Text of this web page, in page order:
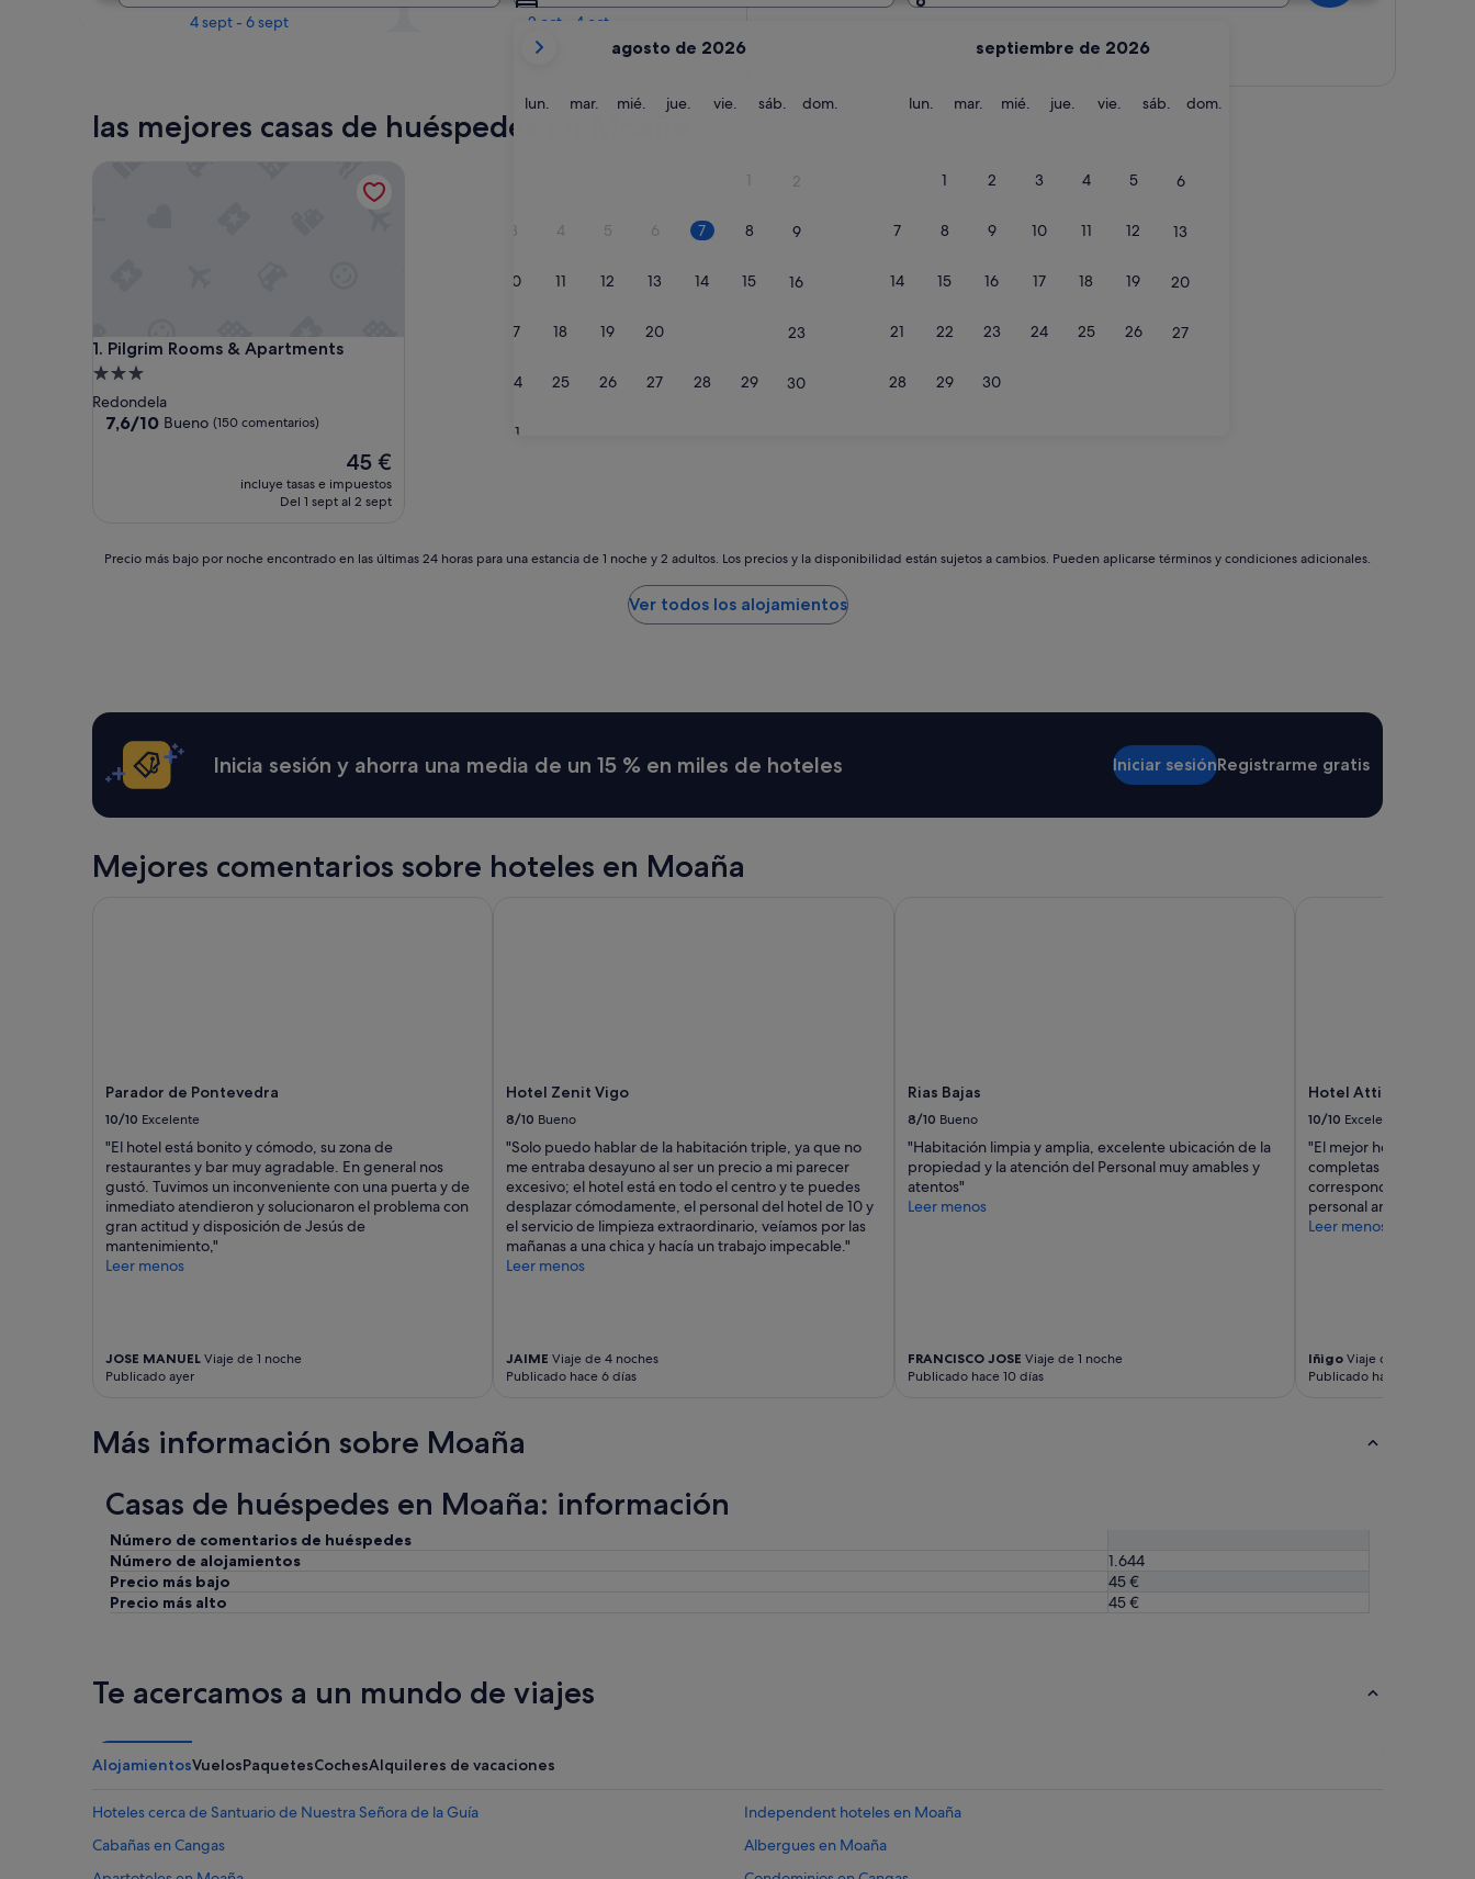
meses
son
August
de
agosto de 2026
lun. lunesmar. martes
mié. miércoles
jue. jueves
vie. viernes
sáb. sábado
dom.
1 2
3 4 5 6 7 8 9
10 11 12 13 14 15 16
17 18 19 20 23
24 25 26 27 28 29 30
31
septiembre de 2026
lun. lunesmar. martes
mié. miércoles
jue. jueves
vie. viernes
sáb. sábado
dom.
1 2 3 4 5 6
7 8 9 10 11 12 13
14 15 16 17 18 19 20
21 22 23 24 25 26 27
28 29 30
4 sept - 6 sept
2 oct - 4 oct
las mejores casas de huéspedes en Moaña
1. Pilgrim Rooms & Apartments
Pilgrim Rooms & Apartments
Alojamiento
de
3.0 estrellas
Redondela
7.6
7,6/10 Bueno (150 comentarios)
El
precio
actual
45 €
45 €
incluye tasas e impuestos
Del 1 sept al 2 sept
Precio
últimas
24 horas
una
de
y
2 adultos.
aplicarse
términos
condiciones
adicionales.
Precio más bajo por noche encontrado en las últimas 24 horas para una estancia de 1 noche y 2 adultos. Los precios y la disponibilidad están sujetos a cambios. Pueden aplicarse términos y condiciones adicionales.
Ver todos los alojamientos
Inicia sesión y ahorra una media de un 15 % en miles de hoteles Iniciar sesiónRegistrarme gratis
Mejores comentarios sobre hoteles en Moaña
Parador de Pontevedra
10/10 Excelente
"El hotel está bonito y cómodo, su zona de
restaurantes y bar muy agradable. En general nos
gustó. Tuvimos un inconveniente con una puerta y de
inmediato atendieron y solucionaron el problema con
gran actitud y disposición de Jesús de
mantenimiento,"
Leer menos
JOSE MANUEL Viaje de 1 noche
Publicado ayer
Hotel Zenit Vigo
8/10 Bueno
"Solo puedo hablar de la habitación triple, ya que no
me entraba desayuno al ser un precio a mi parecer
excesivo; el hotel está en todo el centro y te puedes
desplazar cómodamente, el personal del hotel de 10 y
el servicio de limpieza extraordinario, veíamos por las
mañanas a una chica y hacía un trabajo impecable."
Leer menos
JAIME Viaje de 4 noches
Publicado hace 6 días
Rias Bajas
8/10 Bueno
"Habitación limpia y amplia, excelente ubicación de la
propiedad y la atención del Personal muy amables y
atentos"
Leer menos
FRANCISCO JOSE Viaje de 1 noche
Publicado hace 10 días
Hotel Attica21 Vigo
10/10 Excelente
"El mejor hotel de la
completas y unas
correspondiente. Hay
personal ante
Leer menos
IñigoViaje de 3 noches
Publicado hace 2 semanas
Más información sobre Moaña
Casas de huéspedes en Moaña: información
Número de comentarios de huéspedes
Número de alojamientos
1.644
Precio más bajo
45 €
Precio más alto
45 €
Te acercamos a un mundo de viajes
AlojamientosVuelosPaquetesCochesAlquileres de vacaciones
Hoteles cerca de Santuario de Nuestra Señora de la Guía
Independent hoteles en Moaña
Cabañas en Cangas
Albergues en Moaña